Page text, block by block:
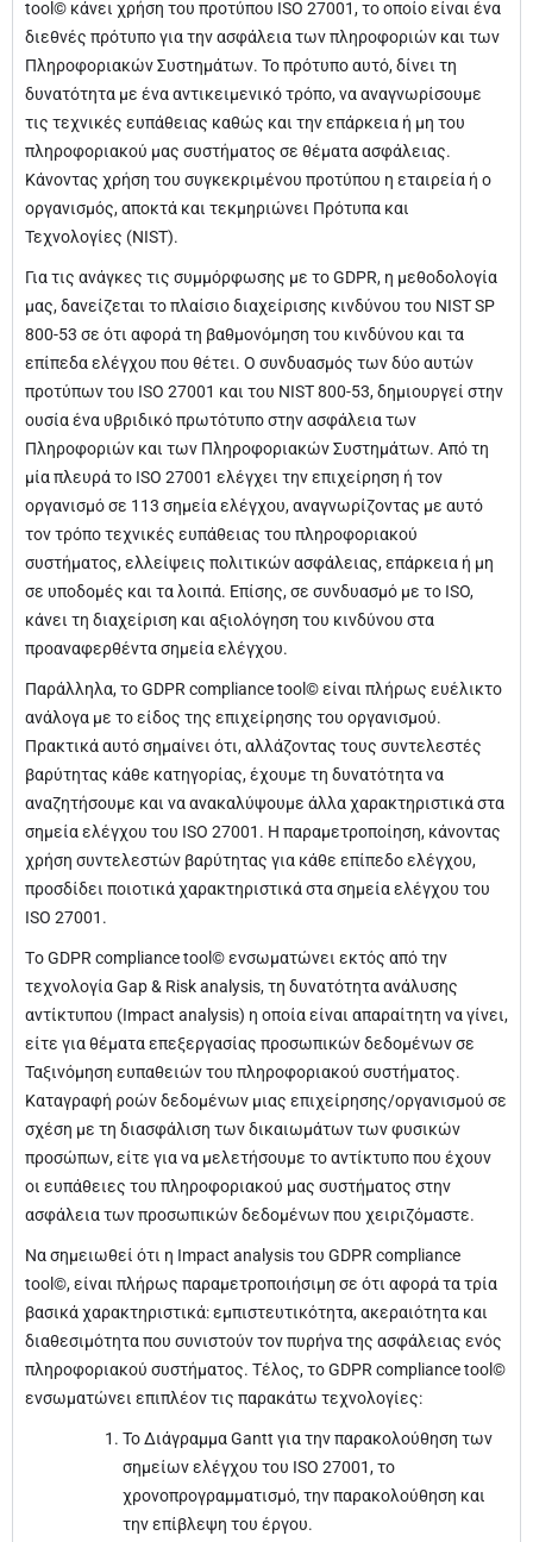
tool© κάνει χρήση του προτύπου ISO 27001, το οποίο είναι ένα
διεθνές πρότυπο για την ασφάλεια των πληροφοριών και των
Πληροφοριακών Συστημάτων. Το πρότυπο αυτό, δίνει τη
δυνατότητα με ένα αντικειμενικό τρόπο, να αναγνωρίσουμε
τις τεχνικές ευπάθειας καθώς και την επάρκεια ή μη του
πληροφοριακού μας συστήματος σε θέματα ασφάλειας.
Κάνοντας χρήση του συγκεκριμένου προτύπου η εταιρεία ή ο
οργανισμός, αποκτά και τεκμηριώνει Πρότυπα και
Τεχνολογίες (NIST).
Για τις ανάγκες τις συμμόρφωσης με το GDPR, η μεθοδολογία
μας, δανείζεται το πλαίσιο διαχείρισης κινδύνου του NIST SP
800-53 σε ότι αφορά τη βαθμονόμηση του κινδύνου και τα
επίπεδα ελέγχου που θέτει. Ο συνδυασμός των δύο αυτών
προτύπων του ISO 27001 και του NIST 800-53, δημιουργεί στην
ουσία ένα υβριδικό πρωτότυπο στην ασφάλεια των
Πληροφοριών και των Πληροφοριακών Συστημάτων. Από τη
μία πλευρά το ISO 27001 ελέγχει την επιχείρηση ή τον
οργανισμό σε 113 σημεία ελέγχου, αναγνωρίζοντας με αυτό
τον τρόπο τεχνικές ευπάθειας του πληροφοριακού
συστήματος, ελλείψεις πολιτικών ασφάλειας, επάρκεια ή μη
σε υποδομές και τα λοιπά. Επίσης, σε συνδυασμό με το ISO,
κάνει τη διαχείριση και αξιολόγηση του κινδύνου στα
προαναφερθέντα σημεία ελέγχου.
Παράλληλα, το GDPR compliance tool© είναι πλήρως ευέλικτο
ανάλογα με το είδος της επιχείρησης του οργανισμού.
Πρακτικά αυτό σημαίνει ότι, αλλάζοντας τους συντελεστές
βαρύτητας κάθε κατηγορίας, έχουμε τη δυνατότητα να
αναζητήσουμε και να ανακαλύψουμε άλλα χαρακτηριστικά στα
σημεία ελέγχου του ISO 27001. Η παραμετροποίηση, κάνοντας
χρήση συντελεστών βαρύτητας για κάθε επίπεδο ελέγχου,
προσδίδει ποιοτικά χαρακτηριστικά στα σημεία ελέγχου του
ISO 27001.
Tο GDPR compliance tool© ενσωματώνει εκτός από την
τεχνολογία Gap & Risk analysis, τη δυνατότητα ανάλυσης
αντίκτυπου (Impact analysis) η οποία είναι απαραίτητη να γίνει,
είτε για θέματα επεξεργασίας προσωπικών δεδομένων σε
Ταξινόμηση ευπαθειών του πληροφοριακού συστήματος.
Καταγραφή ροών δεδομένων μιας επιχείρησης/οργανισμού σε
σχέση με τη διασφάλιση των δικαιωμάτων των φυσικών
προσώπων, είτε για να μελετήσουμε το αντίκτυπο που έχουν
οι ευπάθειες του πληροφοριακού μας συστήματος στην
ασφάλεια των προσωπικών δεδομένων που χειριζόμαστε.
Να σημειωθεί ότι η Impact analysis του GDPR compliance
tool©, είναι πλήρως παραμετροποιήσιμη σε ότι αφορά τα τρία
βασικά χαρακτηριστικά: εμπιστευτικότητα, ακεραιότητα και
διαθεσιμότητα που συνιστούν τον πυρήνα της ασφάλειας ενός
πληροφοριακού συστήματος. Τέλος, το GDPR compliance tool©
ενσωματώνει επιπλέον τις παρακάτω τεχνολογίες:
Το Διάγραμμα Gantt για την παρακολούθηση των
σημείων ελέγχου του ISO 27001, το
χρονοπρογραμματισμό, την παρακολούθηση και
την επίβλεψη του έργου.